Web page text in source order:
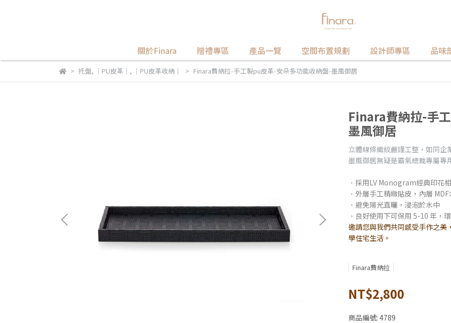
關於Finara 贈禮專區 產品一覽 空間布置規劃 設計師專區 品味
托盤, ｜PU皮革｜ , ｜PU皮革收納｜ Finara費納拉-手工製pu皮革-安朵多功能收納盤-墨風御居
Finara費納拉-手
墨風御居
立體線條織紋嚴謹工整，如同
墨風御居無疑是霸氣總裁專屬專
．採用LV Monogram經典印花
．外層手工精緻貼皮，內層
．避免陽光直曬，浸泡於水中
．良好使用下可保用 5-10 年，
邀請您與我們共同感受手作之
學住宅生活。
Finara費納拉
NT$2,800
商品編號: 4789